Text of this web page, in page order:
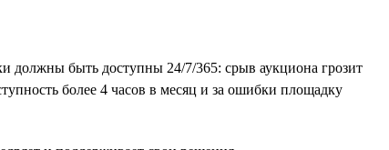
должны быть доступны 24/7/365: срыв аукциона грозит
более 4 часов в месяц и за ошибки площадку